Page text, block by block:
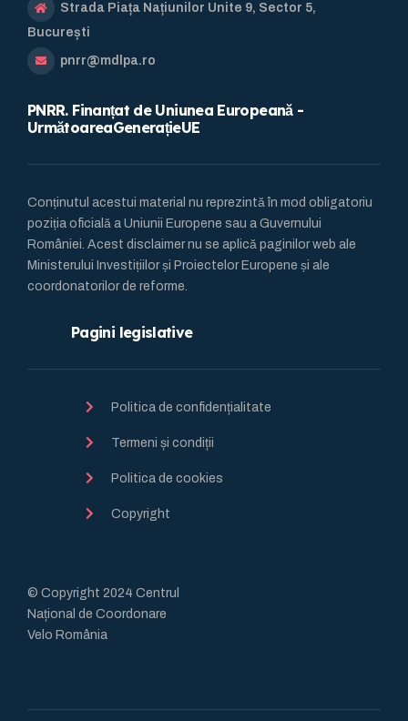
Strada Piața Națiunilor Unite 9, Sector 5,
București
pnrr@mdlpa.ro
PNRR. Finanțat de Uniunea Europeană -
UrmătoareaGenerațieUE
Conținutul acestui material nu reprezintă în mod obligatoriu
poziția oficială a Uniunii Europene sau a Guvernului
României. Acest disclaimer nu se aplică paginilor web ale
Ministerului Investițiilor și Proiectelor Europene și ale
coordonatorilor de reforme.
Pagini legislative
Politica de confidențialitate
Termeni și condiții
Politica de cookies
Copyright
© Copyright 2024 Centrul
Național de Coordonare
Velo România